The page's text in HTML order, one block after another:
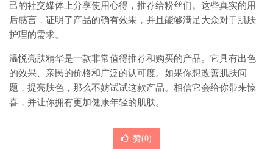
己的社交媒体上分享使用心得，推荐给粉丝们。这些真实的用
后感言，证明了产品的确有效果，并且能够满足大众对于肌肤
护理的需求。
温悦亮肤精华是一款非常值得推荐和购买的产品。它具有出色
的效果、亲民的价格和广泛的认可度。如果你想改善肌肤问
题，提亮肤色，那么不妨试试这款产品。相信它会给你带来惊
喜，并让你拥有更加健康年轻的肌肤。
赞(0)